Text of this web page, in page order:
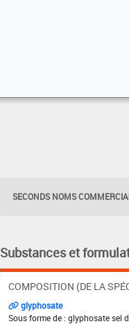
SECONDS NOMS
Substances et
COMPOSITION (DE LA
glyphosate
Sous forme de : glyphosate sel